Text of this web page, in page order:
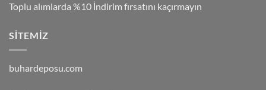
Toplu alımlarda %10 İndirim fırsatını kaçırmayın
SITEMIZ
buhardeposu.com